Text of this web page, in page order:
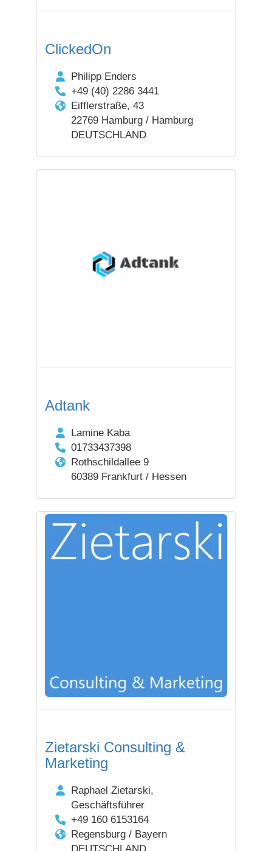
ClickedOn
Philipp Enders
+49 (40) 2286 3441
Eifflerstraße, 43
22769 Hamburg / Hamburg
DEUTSCHLAND
Adtank
Lamine Kaba
01733437398
Rothschildallee 9
60389 Frankfurt / Hessen
Zietarski Consulting &
Marketing
Raphael Zietarski,
Geschäftsführer
+49 160 6153164
Regensburg / Bayern
DEUTSCHLAND